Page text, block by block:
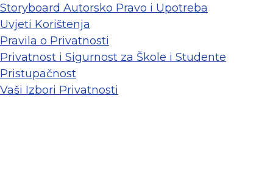
Storyboard Autorsko Pravo i Upotreba
Uvjeti Korištenja
Pravila o Privatnosti
Privatnost i Sigurnost za Škole i Studente
Pristupačnost
Vaši Izbori Privatnosti